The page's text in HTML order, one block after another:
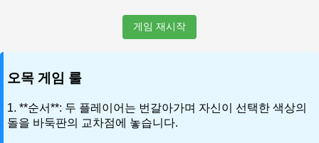
게임 재시작
오목 게임 룰
1. **순서**: 두 플레이어는 번갈아가며 자신이 선택한 색상의
돌을 바둑판의 교차점에 놓습니다.